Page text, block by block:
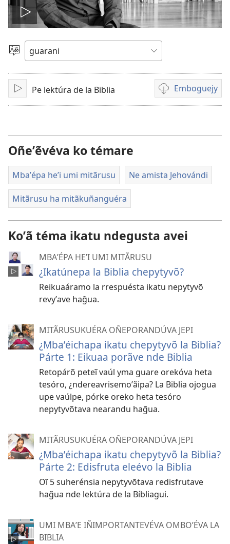
Ehecha
pe
vidéo
Eiporavo
peteĩ
idióma
Erreprodusi
Pe lektúra de la Biblia Emboguejy
Opsión
emboguejy
Oñeʼẽvéva ko témare
Mbaʼépa heʼi umi mitãrusu Ne amista Jehovándi
Mitãrusu ha mitãkuñanguéra
Koʼã téma ikatu ndegusta avei
MBAʼÉPA HEʼI UMI MITÃRUSU
¿Ikatúnepa la Biblia chepytyvõ?
Reikuaáramo la rrespuésta ikatu nepytyvõ
revyʼave hag̃ua.
MITÃRUSUKUÉRA OÑEPORANDÚVA JEPI
¿Mbaʼéichapa ikatu chepytyvõ la Biblia?
Párte 1: Eikuaa porãve nde Biblia
Retopárõ peteĩ vaúl yma guare orekóva heta
tesóro, ¿ndereavrisemoʼãipa? La Biblia ojogua
upe vaúlpe, pórke oreko heta tesóro
nepytyvõtava nearandu hag̃ua.
MITÃRUSUKUÉRA OÑEPORANDÚVA JEPI
¿Mbaʼéichapa ikatu chepytyvõ la Biblia?
Párte 2: Edisfruta eleévo la Biblia
Oĩ 5 suherénsia nepytyvõtava redisfrutave
hag̃ua nde lektúra de la Bíbliagui.
UMI MBAʼE IÑIMPORTANTEVÉVA OMBOʼÉVA LA
BIBLIA